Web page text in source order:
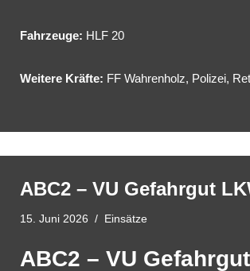
Fahrzeuge: HLF 20
Weitere Kräfte: FF Wahrenholz, Polizei,
ABC2 – VU Gefahrgut
15. Juni 2026 Einsätze
ABC2 – VU